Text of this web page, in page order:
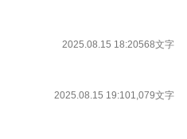
2025.08.15 18:20568文字
2025.08.15 19:101,079文字